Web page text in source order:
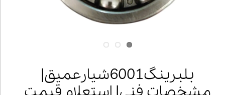
بلبرینگ6001شیارعمیق|